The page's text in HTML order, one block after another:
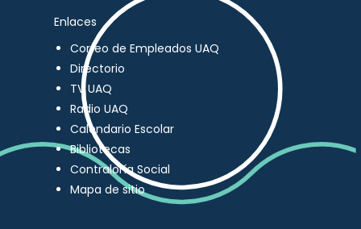
Enlaces
Correo de Empleados UAQ
Directorio
TV UAQ
Radio UAQ
Calendario Escolar
Bibliotecas
Contraloría Social
Mapa de sitio